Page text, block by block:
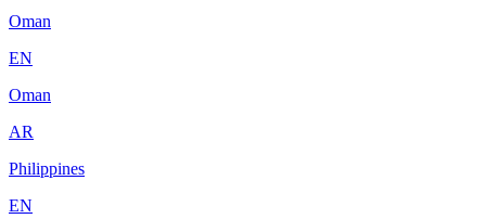
Oman
EN
Oman
AR
Philippines
EN